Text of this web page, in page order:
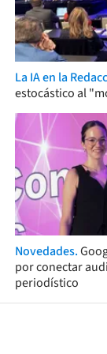
La IA en la
estocástico al
Novedades.
por conectar
periodístico